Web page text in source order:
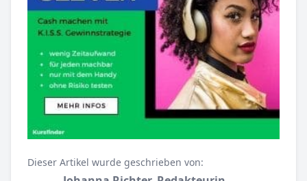
Dieser Artikel wurde geschrieben von: